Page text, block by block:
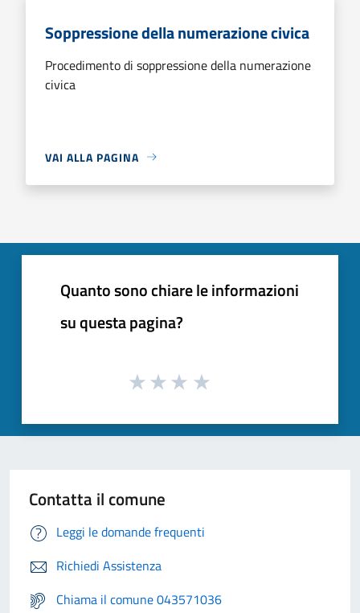
Soppressione della numerazione civica
Procedimento di soppressione della numerazione
civica
VAI ALLA PAGINA
Quanto sono chiare le informazioni
su questa pagina?
Contatta il comune
Leggi le domande frequenti
Richiedi Assistenza
Chiama il comune 043571036